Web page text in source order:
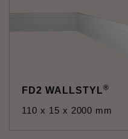
FD2 WALLSTYL®
110 x 15 x 2000 mm